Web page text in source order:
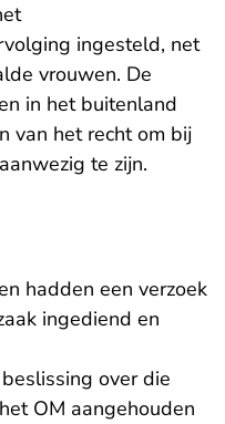
ingesteld, net
vrouwen. De
in het buitenland
van het recht om bij
te zijn.
hadden een verzoek
ingediend en
over die
OM aangehouden